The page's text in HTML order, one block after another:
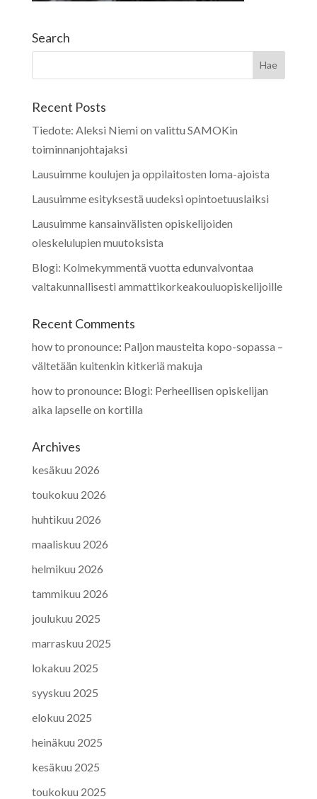
Search
Recent Posts
Tiedote: Aleksi Niemi on valittu SAMOKin
toiminnanjohtajaksi
Lausuimme koulujen ja oppilaitosten loma-ajoista
Lausuimme esityksestä uudeksi opintoetuuslaiksi
Lausuimme kansainvälisten opiskelijoiden
oleskelulupien muutoksista
Blogi: Kolmekymmentä vuotta edunvalvontaa
valtakunnallisesti ammattikorkeakouluopiskelijoille
Recent Comments
how to pronounce: Paljon mausteita kopo-sopassa –
vältetään kuitenkin kitkeriä makuja
how to pronounce: Blogi: Perheellisen opiskelijan
aika lapselle on kortilla
Archives
kesäkuu 2026
toukokuu 2026
huhtikuu 2026
maaliskuu 2026
helmikuu 2026
tammikuu 2026
joulukuu 2025
marraskuu 2025
lokakuu 2025
syyskuu 2025
elokuu 2025
heinäkuu 2025
kesäkuu 2025
toukokuu 2025